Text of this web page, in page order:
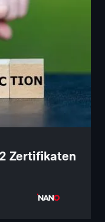
Zertifikaten